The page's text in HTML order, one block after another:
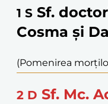
1 S Sf.
Cosma și
(Pomenirea
2 D Sf. Mc.